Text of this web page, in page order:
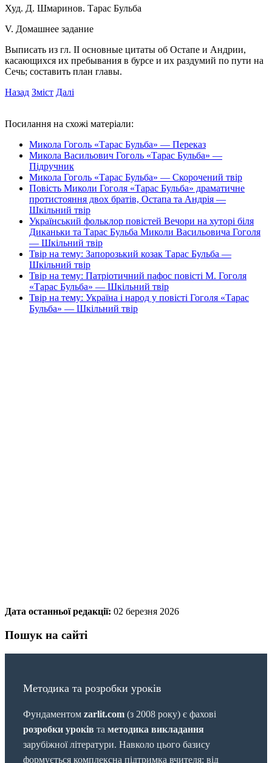
Худ. Д. Шмаринов. Тарас Бульба
V. Домашнее задание
Выписать из гл. II основные цитаты об Остапе и Андрии,
касающихся их пребывания в бурсе и их раздумий по пути на
Сечь; составить план главы.
Назад Зміст Далі
Посилання на схожі матеріали:
Микола Гоголь «Тарас Бульба» — Переказ
Микола Васильович Гоголь «Тарас Бульба» —
Підручник
Микола Гоголь «Тарас Бульба» — Скорочений твір
Повість Миколи Гоголя «Тарас Бульба» драматичне
протистояння двох братів, Остапа та Андрія —
Шкільний твір
Український фольклор повістей Вечори на хуторі біля
Диканьки та Тарас Бульба Миколи Васильовича Гоголя
— Шкільний твір
Твір на тему: Запорозький козак Тарас Бульба —
Шкільний твір
Твір на тему: Патріотичний пафос повісті М. Гоголя
«Тарас Бульба» — Шкільний твір
Твір на тему: Україна і народ у повісті Гоголя «Тарас
Бульба» — Шкільний твір
Дата останньої редакції: 02 березня 2026
Пошук на сайті
Методика та розробки уроків
Фундаментом zarlit.com (з 2008 року) є фахові
розробки уроків та методика викладання
зарубіжної літератури. Навколо цього базису
формується комплексна підтримка вчителя: від